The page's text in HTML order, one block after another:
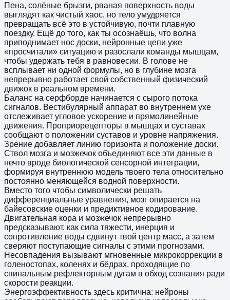
Пена, солёные брызги, рваная поверхность воды
выглядят как чистый хаос, но тело умудряется
превращать всё это в устойчивую, почти плавную
поездку. Ещё до того, как ты осознаёшь, что волна
приподнимает нос доски, нейронные цепи уже
«просчитали» ситуацию и разослали команды мышцам,
чтобы удержать тебя в равновесии. В голове не
всплывает ни одной формулы, но в глубине мозга
непрерывно работает свой собственный физический
движок в реальном времени.
Баланс на серфборде начинается с сырого потока
сигналов. Вестибулярный аппарат во внутреннем ухе
отслеживает угловое ускорение и прямолинейные
движения. Проприорецепторы в мышцах и суставах
сообщают о положении суставов и уровне напряжения.
Зрение добавляет линию горизонта и положение доски.
Ствол мозга и мозжечок объединяют все эти данные в
нечто вроде биологической сенсорной интеграции,
формируя внутреннюю модель твоего тела относительно
постоянно меняющейся водной поверхности.
Вместо того чтобы символически решать
дифференциальные уравнения, мозг опирается на
байесовские оценки и предиктивное кодирование.
Двигательная кора и мозжечок непрерывно
предсказывают, как сила тяжести, инерция и
сопротивление воды сдвинут твой центр масс, а затем
сверяют поступающие сигналы с этими прогнозами.
Несовпадения вызывают мгновенные микрокоррекции в
голеностопах, коленях и бёдрах, проходящие по
спинальным рефлекторным дугам в обход сознания ради
скорости реакции.
Энергоэффективность здесь критична: нейроны